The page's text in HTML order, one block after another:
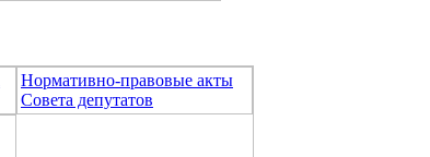
Нормативно-правовые акты
Совета депутатов